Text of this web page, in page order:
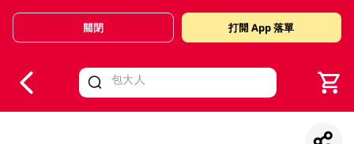
Valid Until 30 June 2026
關閉 打開 App 落單